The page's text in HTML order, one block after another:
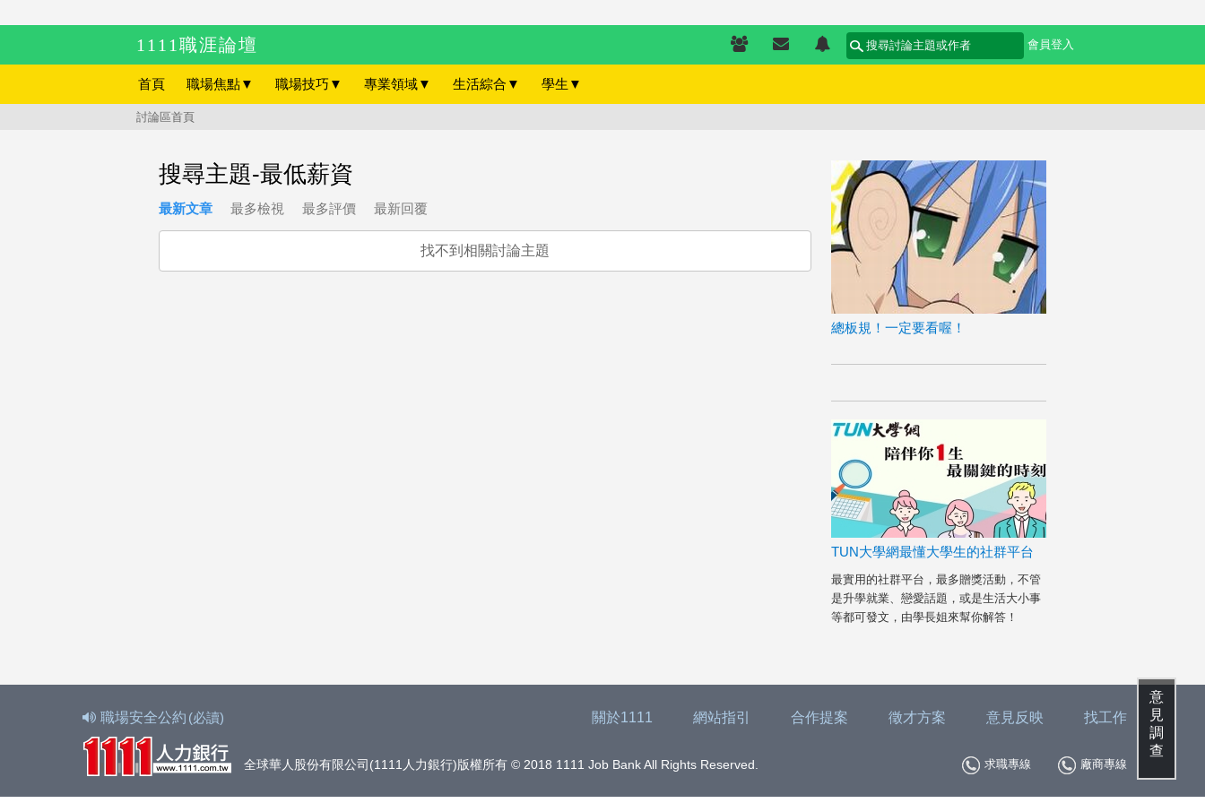
1111職涯論壇 會員登入
首頁 職場焦點▼ 職場技巧 ▼ 專業領域▼ 生活綜合 ▼ 學生 ▼
討論區首頁
意
見
調
查
搜尋主題-最低薪資
最新文章 最多檢視 最多評價 最新回覆
找不到相關討論主題
總板規！一定要看喔！
TUN大學網最懂大學生的社群平台
最實用的社群平台，最多贈獎活動，不管
是升學就業、戀愛話題，或是生活大小事
等都可發文，由學長姐來幫你解答！
職場安全公約 (必讀) 關於1111 網站指引 合作提案 徵才方案 意見反映 找工作
全球華人股份有限公司(1111人力銀行)版權所有 © 2018 1111 Job Bank All Rights Reserved. 廠商專線
求職專線